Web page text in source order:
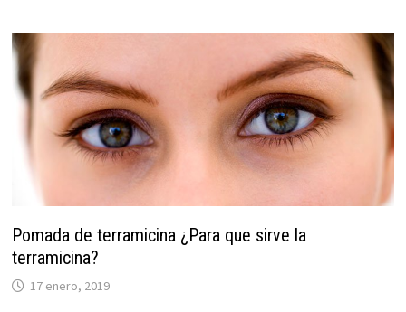
Pomada de terramicina ¿Para que sirve la
terramicina?
17 enero, 2019